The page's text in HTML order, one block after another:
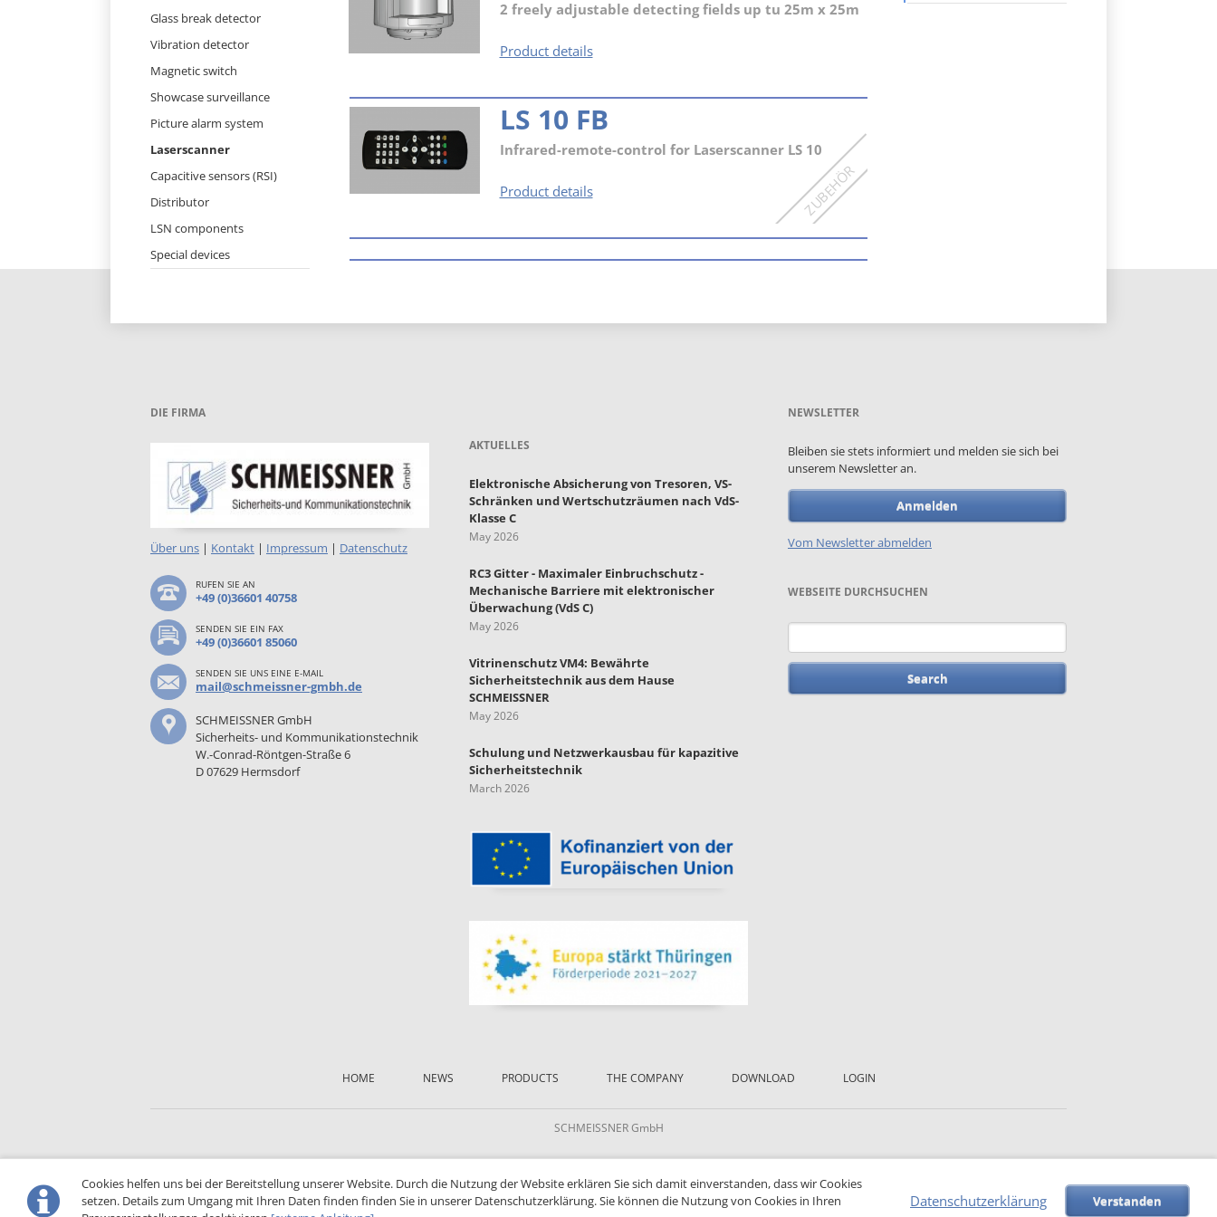
Cookies helfen uns bei der Bereitstellung unserer Website. Durch die Nutzung der Website erklären Sie sich damit einverstanden, dass wir Cookies
setzen. Details zum Umgang mit Ihren Daten finden finden Sie in unserer Datenschutzerklärung. Sie können die Nutzung von Cookies in Ihren
Datenschutzerklärung Verstanden
Skip
Glass break detector
Vibration detector
Magnetic switch
Showcase surveillance
Picture alarm system
Laserscanner
Capacitive sensors (RSI)
Distributor
LSN components
Special devices
2 freely adjustable detecting fields up tu 25m x 25m
Product detailsLaserscanner
LS 10 FB
Infrared-remote-control for Laserscanner LS 10
Product detailsLS
navigation
DIE FIRMA
Über uns | Kontakt | Impressum | Datenschutz
RUFEN SIE AN
+49 (0)36601 40758
SENDEN SIE EIN FAX
+49 (0)36601 85060
SENDEN SIE UNS EINE E-MAIL
mail@schmeissner-gmbh.de
SCHMEISSNER GmbH
Sicherheits- und Kommunikationstechnik
W.-Conrad-Röntgen-Straße 6
D 07629 Hermsdorf
AKTUELLES
Elektronische Absicherung von Tresoren, VS-
Schränken und Wertschutzräumen nach VdS-
Klasse C
May 2026
RC3 Gitter - Maximaler Einbruchschutz -
Mechanische Barriere mit elektronischer
Überwachung (VdS C)
May 2026
Vitrinenschutz VM4: Bewährte
Sicherheitstechnik aus dem Hause
SCHMEISSNER
May 2026
Schulung und Netzwerkausbau für kapazitive
Sicherheitstechnik
March 2026
NEWSLETTER
Bleiben sie stets informiert und melden sie sich bei
unserem Newsletter an.
Anmelden
Vom Newsletter abmelden
WEBSEITE DURCHSUCHEN
Keywords
HOME NEWS PRODUCTS THE COMPANY DOWNLOAD LOGIN
SCHMEISSNER GmbH